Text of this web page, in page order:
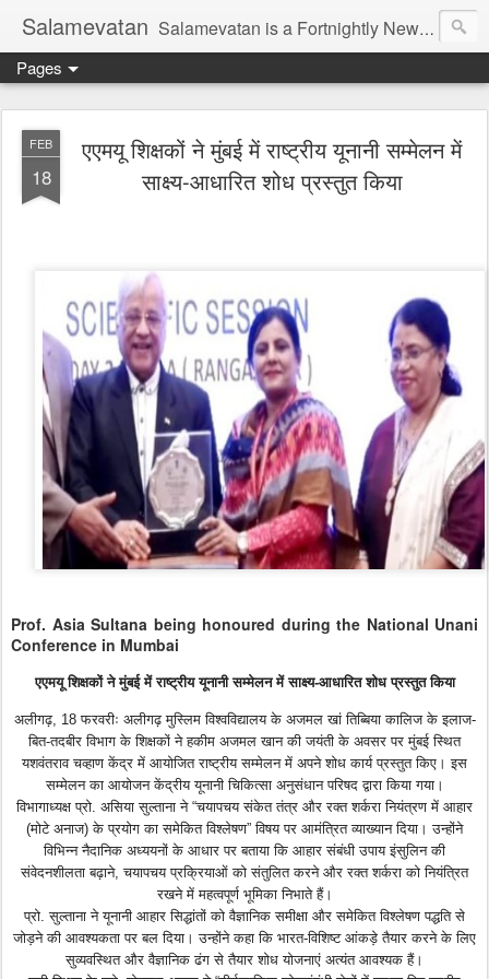
Salamevatan Salamevatan is a Fortnightly Newspaper published from Aligarh, India. Established on 15th August, 2003, the Newspaper aims to provide quality News, Views, Articles, Essays, interviews and many other things which are beneficial to the Common people of India, making them aware and helping them in performing their day to day activities more efficiently and effectively.
Pages
FEB
18
एएमयू शिक्षकों ने मुंबई में राष्ट्रीय यूनानी सम्मेलन में
साक्ष्य-आधारित शोध प्रस्तुत किया
Prof. Asia Sultana being honoured during the National Unani
Conference in Mumbai
एएमयू शिक्षकों ने मुंबई में राष्ट्रीय यूनानी सम्मेलन में साक्ष्य-आधारित शोध प्रस्तुत किया
अलीगढ़, 18 फरवरीः अलीगढ़ मुस्लिम विश्वविद्यालय के अजमल खां तिब्बिया कालिज के इलाज-
बित-तदबीर विभाग के शिक्षकों ने हकीम अजमल खान की जयंती के अवसर पर मुंबई स्थित
यशवंतराव चव्हाण केंद्र में आयोजित राष्ट्रीय सम्मेलन में अपने शोध कार्य प्रस्तुत किए। इस
सम्मेलन का आयोजन केंद्रीय यूनानी चिकित्सा अनुसंधान परिषद द्वारा किया गया।
विभागाध्यक्ष प्रो. असिया सुल्ताना ने “चयापचय संकेत तंत्र और रक्त शर्करा नियंत्रण में आहार
(मोटे अनाज) के प्रयोग का समेकित विश्लेषण” विषय पर आमंत्रित व्याख्यान दिया। उन्होंने
विभिन्न नैदानिक अध्ययनों के आधार पर बताया कि आहार संबंधी उपाय इंसुलिन की
संवेदनशीलता बढ़ाने, चयापचय प्रक्रियाओं को संतुलित करने और रक्त शर्करा को नियंत्रित
रखने में महत्वपूर्ण भूमिका निभाते हैं।
प्रो. सुल्ताना ने यूनानी आहार सिद्धांतों को वैज्ञानिक समीक्षा और समेकित विश्लेषण पद्धति से
जोड़ने की आवश्यकता पर बल दिया। उन्होंने कहा कि भारत-विशिष्ट आंकड़े तैयार करने के लिए
सुव्यवस्थित और वैज्ञानिक ढंग से तैयार शोध योजनाएं अत्यंत आवश्यक हैं।